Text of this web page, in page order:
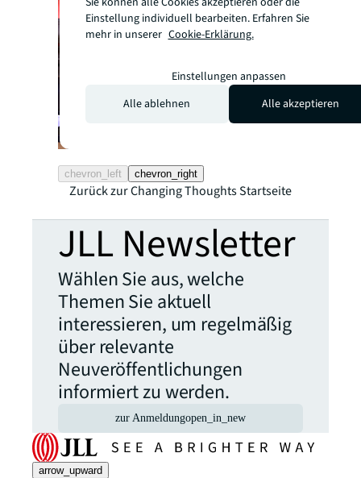
chevron_left chevron_right
Zurück zur Changing Thoughts Startseite
JLL Newsletter
Wählen Sie aus, welche
Themen Sie aktuell
interessieren, um regelmäßig
über relevante
Neuveröffentlichungen
informiert zu werden.
zur Anmeldungopen_in_new
arrow_upward
Einstellung individuell bearbeiten. Erfahren Sie
mehr in unserer Cookie-Erklärung.
Einstellungen anpassen
Alle ablehnen
Alle akzeptieren